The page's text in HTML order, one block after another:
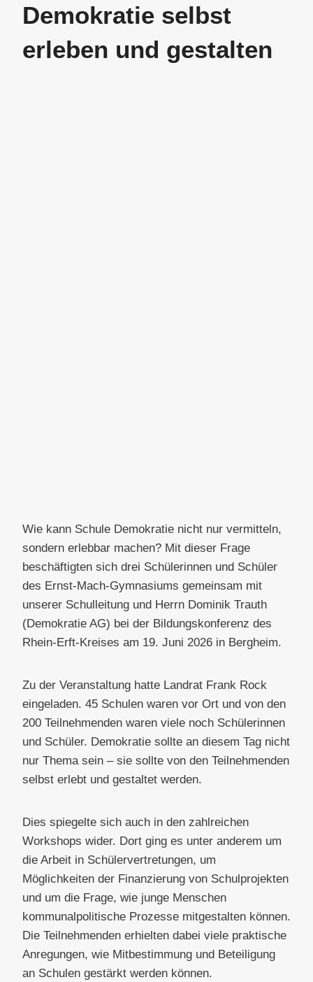
Demokratie selbst
erleben und gestalten
Wie kann Schule Demokratie nicht nur vermitteln,
sondern erlebbar machen? Mit dieser Frage
beschäftigten sich drei Schülerinnen und Schüler
des Ernst-Mach-Gymnasiums gemeinsam mit
unserer Schulleitung und Herrn Dominik Trauth
(Demokratie AG) bei der Bildungskonferenz des
Rhein-Erft-Kreises am 19. Juni 2026 in Bergheim.
Zu der Veranstaltung hatte Landrat Frank Rock
eingeladen. 45 Schulen waren vor Ort und von den
200 Teilnehmenden waren viele noch Schülerinnen
und Schüler. Demokratie sollte an diesem Tag nicht
nur Thema sein – sie sollte von den Teilnehmenden
selbst erlebt und gestaltet werden.
Dies spiegelte sich auch in den zahlreichen
Workshops wider. Dort ging es unter anderem um
die Arbeit in Schülervertretungen, um
Möglichkeiten der Finanzierung von Schulprojekten
und um die Frage, wie junge Menschen
kommunalpolitische Prozesse mitgestalten können.
Die Teilnehmenden erhielten dabei viele praktische
Anregungen, wie Mitbestimmung und Beteiligung
an Schulen gestärkt werden können.